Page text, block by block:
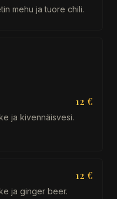
mehu ja tuore chili.
12 €
ja kivennäisvesi.
12 €
ja ginger beer.